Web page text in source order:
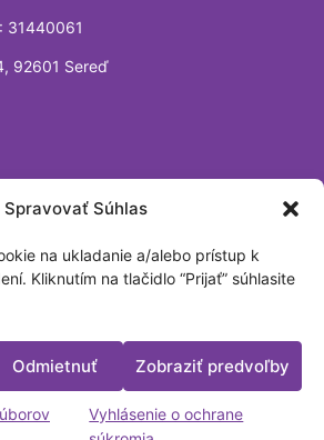
Spravovať Súhlas
na ukladanie a/alebo prístup k
Kliknutím na tlačidlo “Prijať” súhlasite
Odmietnuť Zobraziť predvoľby
Vyhlásenie o ochrane
Ako firma sa venujeme výrobe a
už viac ako 30 rokov a sme
segmentu naozaj rozumieme. Sme
31440061
31440061
92601 Sereď